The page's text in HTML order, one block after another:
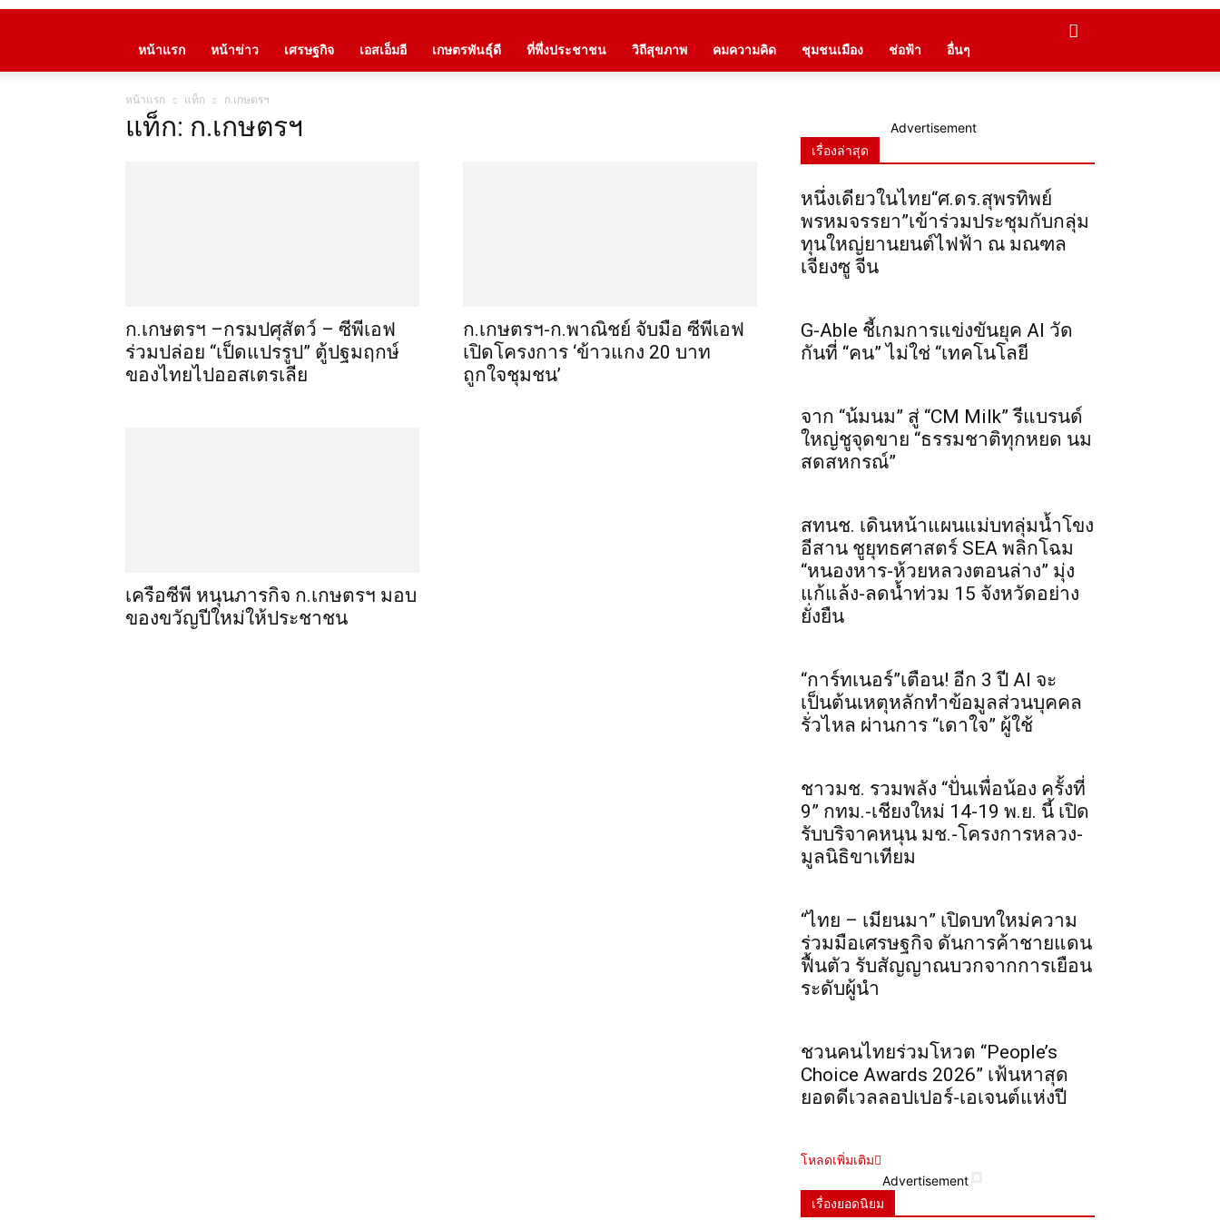
หน้าแรก หน้าข่าว เศรษฐกิจ เอสเอ็มอี เกษตรพันธุ์ดี ที่พึ่งประชาชน วิถีสุขภาพ คมความคิด ชุมชนเมือง ช่อฟ้า อื่นๆ
หน้าแรก แท็ก ก.เกษตรฯ
แท็ก: ก.เกษตรฯ
ก.เกษตรฯ –กรมปศุสัตว์ – ซีพีเอฟ
ร่วมปล่อย “เป็ดแปรรูป” ตู้ปฐมฤกษ์
ของไทยไปออสเตรเลีย
ก.เกษตรฯ-ก.พาณิชย์ จับมือ ซีพีเอฟ
เปิดโครงการ ‘ข้าวแกง 20 บาท
ถูกใจชุมชน’
เครือซีพี หนุนภารกิจ ก.เกษตรฯ มอบ
ของขวัญปีใหม่ให้ประชาชน
Advertisement
เรื่องล่าสุด
หนึ่งเดียวในไทย“ศ.ดร.สุพรทิพย์
พรหมจรรยา”เข้าร่วมประชุมกับกลุ่ม
ทุนใหญ่ยานยนต์ไฟฟ้า ณ มณฑล
เจียงซู จีน
G-Able ชี้เกมการแข่งขันยุค AI วัด
กันที่ “คน” ไม่ใช่ “เทคโนโลยี
จาก “น้มนม” สู่ “CM Milk” รีแบรนด์
ใหญ่ชูจุดขาย “ธรรมชาติทุกหยด นม
สดสหกรณ์”
สทนช. เดินหน้าแผนแม่บทลุ่มน้ำโขง
อีสาน ชูยุทธศาสตร์ SEA พลิกโฉม
“หนองหาร-ห้วยหลวงตอนล่าง” มุ่ง
แก้แล้ง-ลดน้ำท่วม 15 จังหวัดอย่าง
ยั่งยืน
“การ์ทเนอร์”เตือน! อีก 3 ปี AI จะ
เป็นต้นเหตุหลักทำข้อมูลส่วนบุคคล
รั่วไหล ผ่านการ “เดาใจ” ผู้ใช้
ชาวมช. รวมพลัง “ปั่นเพื่อน้อง ครั้งที่
9” กทม.-เชียงใหม่ 14-19 พ.ย. นี้ เปิด
รับบริจาคหนุน มช.-โครงการหลวง-
มูลนิธิขาเทียม
“ไทย – เมียนมา” เปิดบทใหม่ความ
ร่วมมือเศรษฐกิจ ดันการค้าชายแดน
ฟื้นตัว รับสัญญาณบวกจากการเยือน
ระดับผู้นำ
ชวนคนไทยร่วมโหวต “People’s
Choice Awards 2026” เฟ้นหาสุด
ยอดดีเวลลอปเปอร์-เอเจนต์แห่งปี
โหลดเพิ่มเติม
Advertisement
เรื่องยอดนิยม